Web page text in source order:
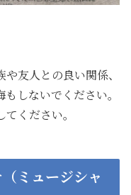
友人との良い関係、
しないでください。
ください。
ミュージシャ